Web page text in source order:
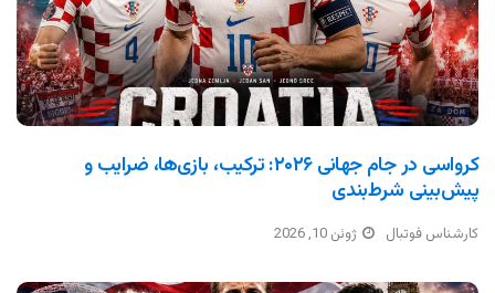
کرواسی در جام جهانی ۲۰۲۶: ترکیب، بازی‌ها، ضرایب و
پیش‌بینی شرط‌بندی
کارشناس فوتبال ژوئن 10, 2026